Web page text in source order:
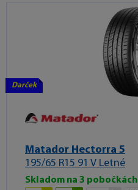
Darček
Matador Hectorra 5
195/65 R15 91 V Letné
Skladom na 3 pobočkách